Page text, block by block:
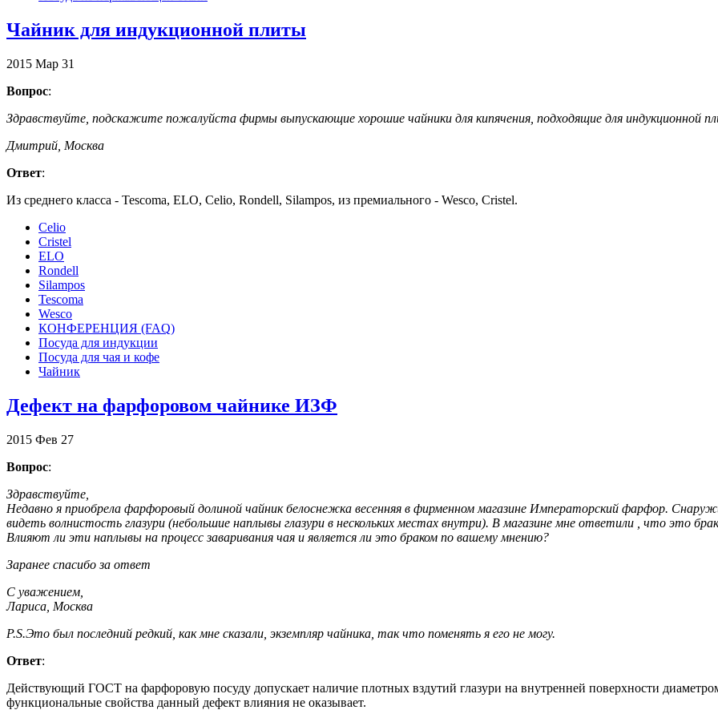
Чайник для индукционной плиты
2015 Мар 31
Вопрос:
Здравствуйте, подскажите пожалуйста фирмы выпускающие хорошие чайники для кипячения, подходящие для индукционной
Дмитрий, Москва
Ответ:
Из среднего класса - Tescoma, ELO, Celio, Rondell, Silampos, из премиального - Wesco, Cristel.
Celio
Cristel
ELO
Rondell
Silampos
Tescoma
Wesco
КОНФЕРЕНЦИЯ (FAQ)
Посуда для индукции
Посуда для чая и кофе
Чайник
Дефект на фарфоровом чайнике ИЗФ
2015 Фев 27
Вопрос:
Здравствуйте,
Недавно я приобрела фарфоровый долиной чайник белоснежка весенняя в фирменном магазине Императорский фарфор.
видеть волнистость глазури (небольшие наплывы глазури в нескольких местах внутри). В магазине мне ответили , что это
Влияют ли эти наплывы на процесс заваривания чая и является ли это браком по вашему мнению?
Заранее спасибо за ответ
С уважением,
Лариса, Москва
P.S.Это был последний редкий, как мне сказали, экземпляр чайника, так что поменять я его не могу.
Ответ:
Действующий ГОСТ на фарфоровую посуду допускает наличие плотных вздутий глазури на внутренней поверхности
функциональные свойства данный дефект влияния не оказывает.